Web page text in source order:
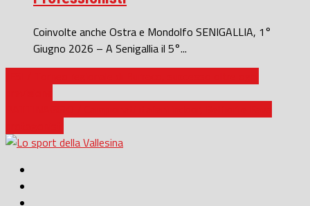
Coinvolte anche Ostra e Mondolfo SENIGALLIA, 1°
Giugno 2026 – A Senigallia il 5°...